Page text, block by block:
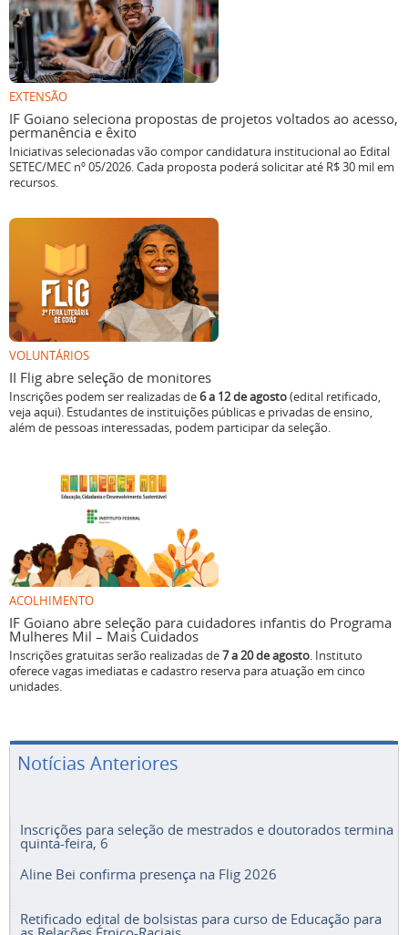
EXTENSÃO
IF Goiano seleciona propostas de projetos voltados ao acesso,
permanência e êxito
Iniciativas selecionadas vão compor candidatura institucional ao Edital
SETEC/MEC nº 05/2026. Cada proposta poderá solicitar até R$ 30 mil em
recursos.
VOLUNTÁRIOS
II Flig abre seleção de monitores
Inscrições podem ser realizadas de6 a 12 de agosto(edital retificado,
veja aqui). Estudantes de instituições públicas e privadas de ensino,
além de pessoas interessadas, podem participar da seleção.
ACOLHIMENTO
IF Goiano abre seleção para cuidadores infantis do Programa
Mulheres Mil – Mais Cuidados
Inscrições gratuitas serão realizadas de7 a 20 de agosto. Instituto
oferece vagas imediatas e cadastro reserva para atuação em cinco
unidades.
Notícias Anteriores
Inscrições para seleção de mestrados e doutorados termina
quinta-feira, 6
Aline Bei confirma presença na Flig 2026
Retificado edital de bolsistas para curso de Educação para